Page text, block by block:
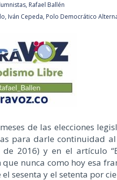
, Rafael Ballén
, Iván Cepeda, Polo Democrático
de las elecciones
para darle continuidad
de 2016) y en el artículo
nunca como hoy esa
sesenta y el setenta por